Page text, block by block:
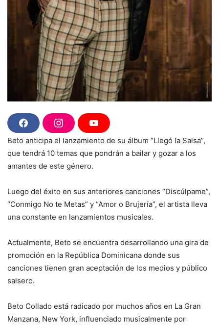
F
a
c
b
o
o
I
n
s
a
g
r
Y
o
u
u
Beto anticipa el lanzamiento de su álbum “Llegó la Salsa”,
que tendrá 10 temas que pondrán a bailar y gozar a los
amantes de este género.
Luego del éxito en sus anteriores canciones “Discúlpame”,
“Conmigo No te Metas” y “Amor o Brujería”, el artista lleva
una constante en lanzamientos musicales.
Actualmente, Beto se encuentra desarrollando una gira de
promoción en la República Dominicana donde sus
canciones tienen gran aceptación de los medios y público
salsero.
Beto Collado está radicado por muchos años en La Gran
Manzana, New York, influenciado musicalmente por